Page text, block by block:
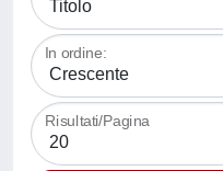
In ordine:
Risultati/Pagina